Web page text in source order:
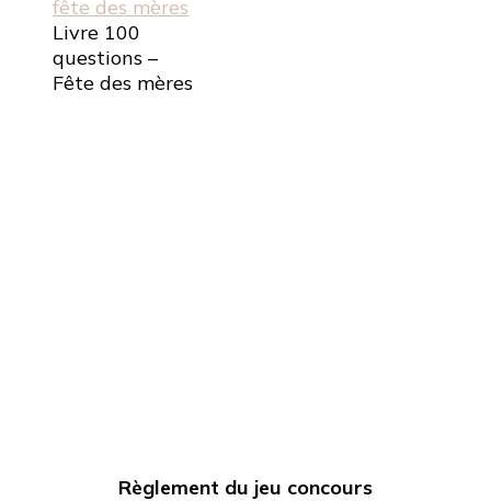
Livre 100
questions –
Fête des mères
Règlement du jeu concours